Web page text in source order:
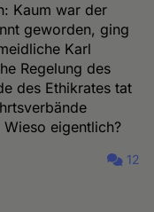
Kaum war der
geworden, ging
Karl
Regelung des
des Ethikrates tat
eigentlich?
12